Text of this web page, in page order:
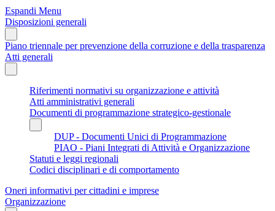
Espandi Menu
Disposizioni generali
Piano triennale per prevenzione della corruzione e della trasparenza
Atti generali
Riferimenti normativi su organizzazione e attività
Atti amministrativi generali
Documenti di programmazione strategico-gestionale
DUP - Documenti Unici di Programmazione
PIAO - Piani Integrati di Attività e Organizzazione
Statuti e leggi regionali
Codici disciplinari e di comportamento
Oneri informativi per cittadini e imprese
Organizzazione